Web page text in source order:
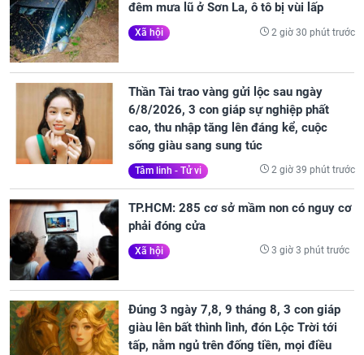
đêm mưa lũ ở Sơn La, ô tô bị vùi lấp
Xã hội 2 giờ 30 phút trước
Thần Tài trao vàng gửi lộc sau ngày
6/8/2026, 3 con giáp sự nghiệp phất
cao, thu nhập tăng lên đáng kể, cuộc
sống giàu sang sung túc
Tâm linh - Tử vi 2 giờ 39 phút trước
TP.HCM: 285 cơ sở mầm non có nguy cơ
phải đóng cửa
Xã hội 3 giờ 3 phút trước
Đúng 3 ngày 7,8, 9 tháng 8, 3 con giáp
giàu lên bất thình lình, đón Lộc Trời tới
tấp, nằm ngủ trên đống tiền, mọi điều